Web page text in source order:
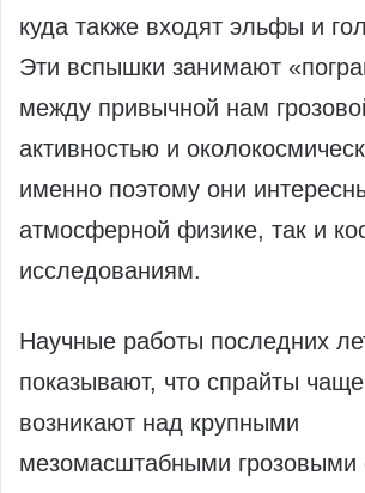
куда также входят эльфы и
Эти вспышки занимают
между привычной нам
активностью и
именно поэтому они
атмосферной физике, так и
исследованиям.
Научные работы последних
показывают, что спрайты
возникают над крупными
мезомасштабными грозовыми